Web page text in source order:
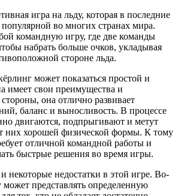
игра на льду, которая в последние
популярной во многих странах мира.
командную игру, где две команды
набрать больше очков, укладывая
стороне льда.
может показаться простой и
имеет свои преимущества и
она отлично развивает
баланс и выносливость. В процессе
двигаются, подпрыгивают и метут
них хорошей физической формы. К тому
отличной командной работы и
быстрые решения во время игры.
некоторые недостатки в этой игре. Во-
представлять определенную